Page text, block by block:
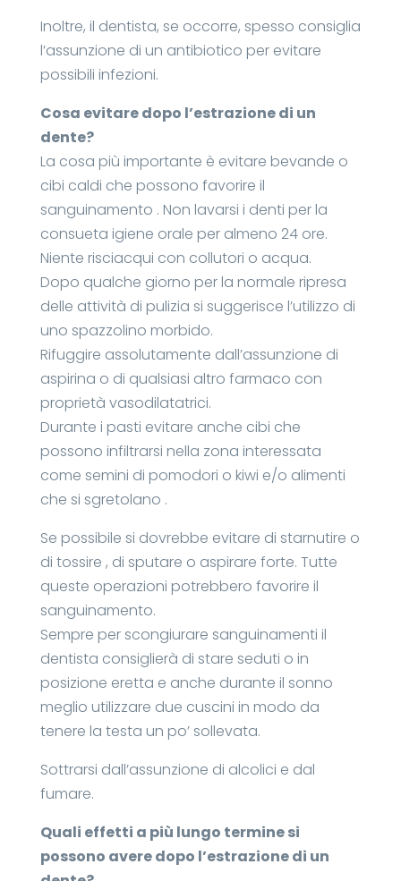
Inoltre, il dentista, se occorre, spesso consiglia
l’assunzione di un antibiotico per evitare
possibili infezioni.
Cosa evitare dopo l’estrazione di un
dente?
La cosa più importante è evitare bevande o
cibi caldi che possono favorire il
sanguinamento . Non lavarsi i denti per la
consueta igiene orale per almeno 24 ore.
Niente risciacqui con collutori o acqua.
Dopo qualche giorno per la normale ripresa
delle attività di pulizia si suggerisce l’utilizzo di
uno spazzolino morbido.
Rifuggire assolutamente dall’assunzione di
aspirina o di qualsiasi altro farmaco con
proprietà vasodilatatrici.
Durante i pasti evitare anche cibi che
possono infiltrarsi nella zona interessata
come semini di pomodori o kiwi e/o alimenti
che si sgretolano .
Se possibile si dovrebbe evitare di starnutire o
di tossire , di sputare o aspirare forte. Tutte
queste operazioni potrebbero favorire il
sanguinamento.
Sempre per scongiurare sanguinamenti il
dentista consiglierà di stare seduti o in
posizione eretta e anche durante il sonno
meglio utilizzare due cuscini in modo da
tenere la testa un po’ sollevata.
Sottrarsi dall’assunzione di alcolici e dal
fumare.
Quali effetti a più lungo termine si
possono avere dopo l’estrazione di un